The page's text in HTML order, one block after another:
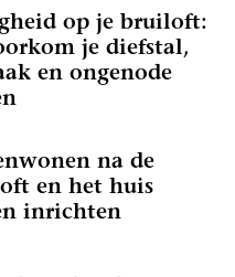
op je bruiloft:
je diefstal,
en ongenode
na de
en het huis
inrichten